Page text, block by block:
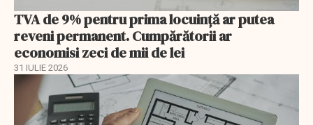
TVA de 9% pentru prima locuință ar putea
reveni permanent. Cumpărătorii ar
economisi zeci de mii de lei
31 IULIE 2026